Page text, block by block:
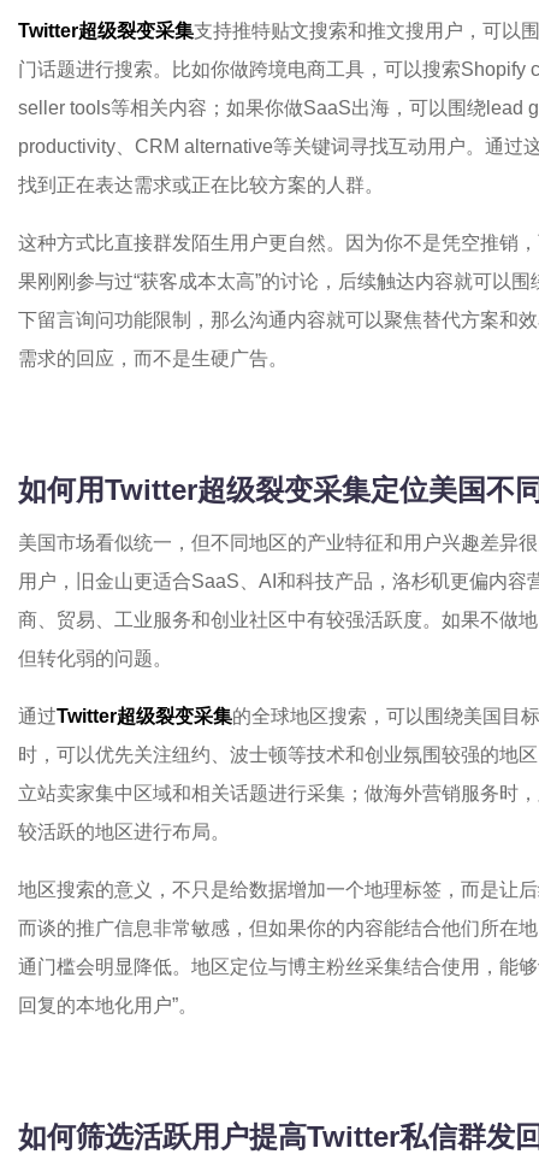
Twitter超级裂变采集支持推特贴文搜索和推文搜用户，可以
门话题进行搜索。比如你做跨境电商工具，可以搜索Shopify
seller tools等相关内容；如果你做SaaS出海，可以围绕lead
productivity、CRM alternative等关键词寻找互动用户。通过
找到正在表达需求或正在比较方案的人群。
这种方式比直接群发陌生用户更自然。因为你不是凭空推销
果刚刚参与过“获客成本太高”的讨论，后续触达内容就可以
下留言询问功能限制，那么沟通内容就可以聚焦替代方案和
需求的回应，而不是生硬广告。
如何用Twitter超级裂变采集定位美国不
美国市场看似统一，但不同地区的产业特征和用户兴趣差异
用户，旧金山更适合SaaS、AI和科技产品，洛杉矶更偏内
商、贸易、工业服务和创业社区中有较强活跃度。如果不做
但转化弱的问题。
通过Twitter超级裂变采集的全球地区搜索，可以围绕美国目
时，可以优先关注纽约、波士顿等技术和创业氛围较强的地
立站卖家集中区域和相关话题进行采集；做海外营销服务时
较活跃的地区进行布局。
地区搜索的意义，不只是给数据增加一个地理标签，而是让
而谈的推广信息非常敏感，但如果你的内容能结合他们所在
通门槛会明显降低。地区定位与博主粉丝采集结合使用，能
回复的本地化用户”。
如何筛选活跃用户提高Twitter私信群发